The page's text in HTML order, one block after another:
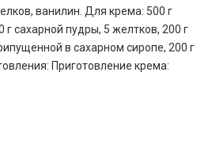
ванилин. Для крема: 500 г
г сахарной пудры, 5 желтков, 200 г
в сахарном сиропе, 200 г
Приготовление крема: